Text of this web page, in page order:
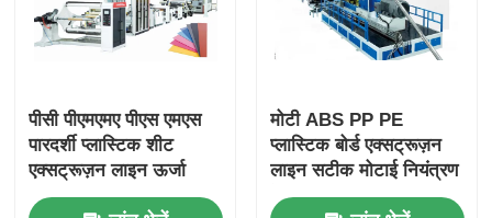
पीसी पीएमएमए पीएस एमएस
पारदर्शी प्लास्टिक शीट
एक्सट्रूज़न लाइन ऊर्जा
बचत शीट एक्सट्रूडर मशीन
मोटी ABS PP PE
प्लास्टिक बोर्ड एक्सट्रूज़न
लाइन सटीक मोटाई नियंत्रण
के साथ